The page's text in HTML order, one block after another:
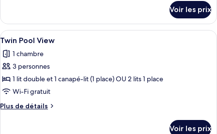
Studio
le
type
de
Studio
Voir les prix
Afficher
toutes
les
photos
pour
ce
type
de
Une chambre d’hôtel moderne
2
Twin Pool View
1 chambre
3 personnes
1 lit double et 1 canapé-lit (1 place) OU 2 lits 1 place
Wi-Fi gratuit
Plus de détails
Plus
Voir les prix